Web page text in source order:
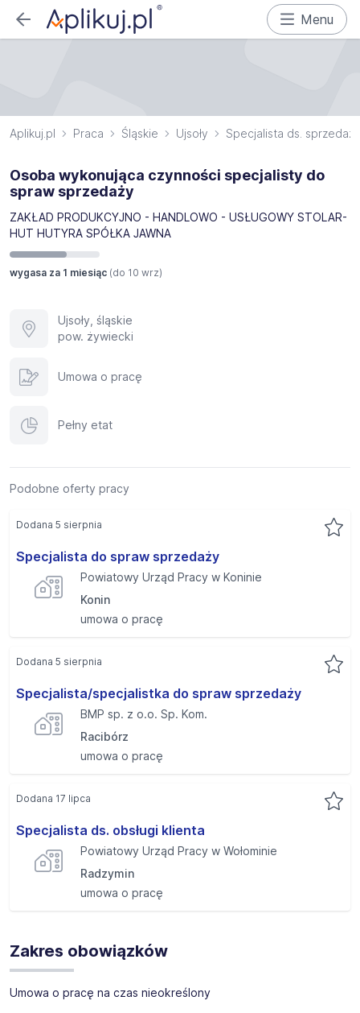
Menu
Aplikuj.pl Praca Śląskie Ujsoły Specjalista ds. sprzedaży
Osoba wykonująca czynności specjalisty do
spraw sprzedaży
ZAKŁAD PRODUKCYJNO - HANDLOWO - USŁUGOWY STOLAR-
HUT HUTYRA SPÓŁKA JAWNA
wygasa za 1 miesiąc (do 10 wrz)
Ujsoły, śląskie
pow. żywiecki
Umowa o pracę
Pełny etat
Podobne oferty pracy
Specjalista do spraw sprzedaży
Powiatowy Urząd Pracy w Koninie
Konin
umowa o pracę
Dodana 5 sierpnia
Specjalista/specjalistka do spraw sprzedaży
BMP sp. z o.o. Sp. Kom.
Racibórz
umowa o pracę
Dodana 5 sierpnia
Specjalista ds. obsługi klienta
Powiatowy Urząd Pracy w Wołominie
Radzymin
umowa o pracę
Dodana 17 lipca
Zakres obowiązków
Umowa o pracę na czas nieokreślony